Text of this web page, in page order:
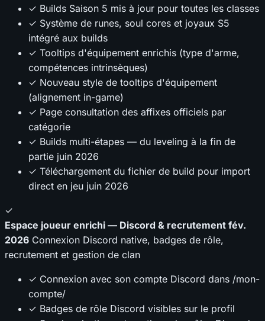
✓ Builds Saison 5 mis à jour pour toutes les classes
✓ Système de runes, soul cores et joyaux S5
intégré aux builds
✓ Tooltips d'équipement enrichis (type d'arme,
compétences intrinsèques)
✓ Nouveau style de tooltips d'équipement
(alignement in-game)
✓ Page consultation des affixes officiels par
catégorie
✓ Builds multi-étapes — du leveling à la fin de
partie juin 2026
✓ Téléchargement du fichier de build pour import
direct en jeu juin 2026
✓
Espace joueur enrichi — Discord & recrutement fév.
2026 Connexion Discord native, badges de rôle,
recrutement et gestion de clan
✓ Connexion avec son compte Discord dans /mon-
compte/
✓ Badges de rôle Discord visibles sur le profil